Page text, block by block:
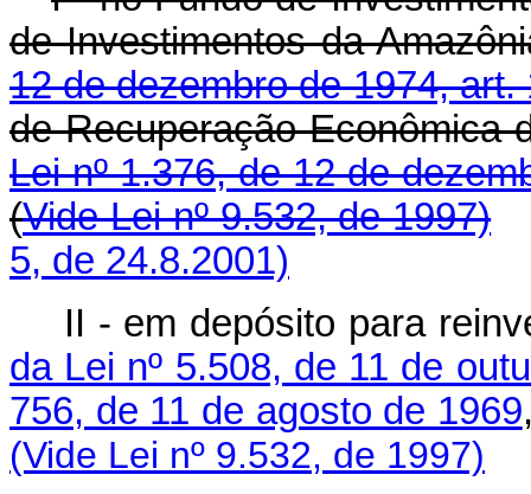
de Investimentos da
12 de dezembro de 1974, art.
de Recuperação Econômica
Lei nº 1.376, de 12 de
(Vide Lei nº 9.532, de 1997)
5, de 24.8.2001)
II - em depósito para
da Lei nº 5.508, de 11 de
756, de 11 de agosto de 1969
(Vide Lei nº 9.532, de 1997)